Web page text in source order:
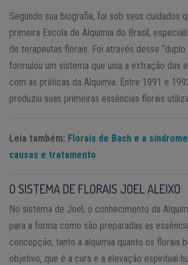
Segundo sua biografia, foi sob seus cuidados
primeira Escola de Alquimia do Brasil,
de terapeutas florais. Foi através desse
formulou um sistema que unia a extração das
com as práticas da Alquimia. Entre 1991 e
produziu suas primeiras essências florais
Leia também: Florais de Bach e a
causas e tratamento
O SISTEMA DE FLORAIS JOEL ALEIXO
No sistema de Joel, o conhecimento da
para a forma como são preparadas as
concepção, tanto a alquimia quanto os florais
objetivo, que é a cura e a elevação espiritual